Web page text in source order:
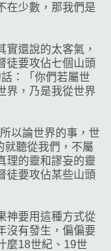
在少數，那我們是
實還說的太客氣，
徒要攻佔七個山頭
：「你們若屬世
界，乃是我從世界
以論世界的事，世
就聽從我們，不屬
理的靈和謬妄的靈
徒要攻佔某些山頭
神要用這種方式從
沒有發生，偏偏要
麼18世紀、19世